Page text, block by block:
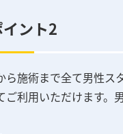
ント2
ら施術まで全て男性ス
利用いただけます。